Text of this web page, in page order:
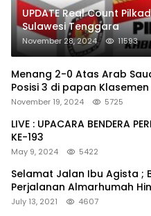
UPDATE Real Count
Sulawesi Tenggara
November 28, 2024 11593
Menang 2-0 Atas Arab
Posisi 3 di papan Klasemen
November 19, 2024 5725
LIVE : UPACARA BENDERA
KE-193
May 9, 2024 5422
Selamat Jalan Ibu Agista ;
Perjalanan Almarhumah
Terakhir
July 13, 2021 4607